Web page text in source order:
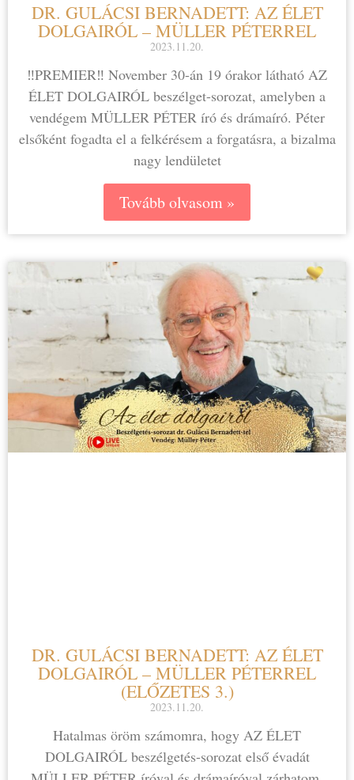
DR. GULÁCSI BERNADETT: AZ ÉLET
DOLGAIRÓL – MÜLLER PÉTERREL
2023.11.20.
‼️PREMIER‼️ November 30-án 19 órakor látható AZ
ÉLET DOLGAIRÓL beszélget-sorozat, amelyben a
vendégem MÜLLER PÉTER író és drámaíró. Péter
elsőként fogadta el a felkérésem a forgatásra, a bizalma
nagy lendületet
Tovább olvasom »
DR. GULÁCSI BERNADETT: AZ ÉLET
DOLGAIRÓL – MÜLLER PÉTERREL
(ELŐZETES 3.)
2023.11.20.
Hatalmas öröm számomra, hogy AZ ÉLET
DOLGAIRÓL beszélgetés-sorozat első évadát